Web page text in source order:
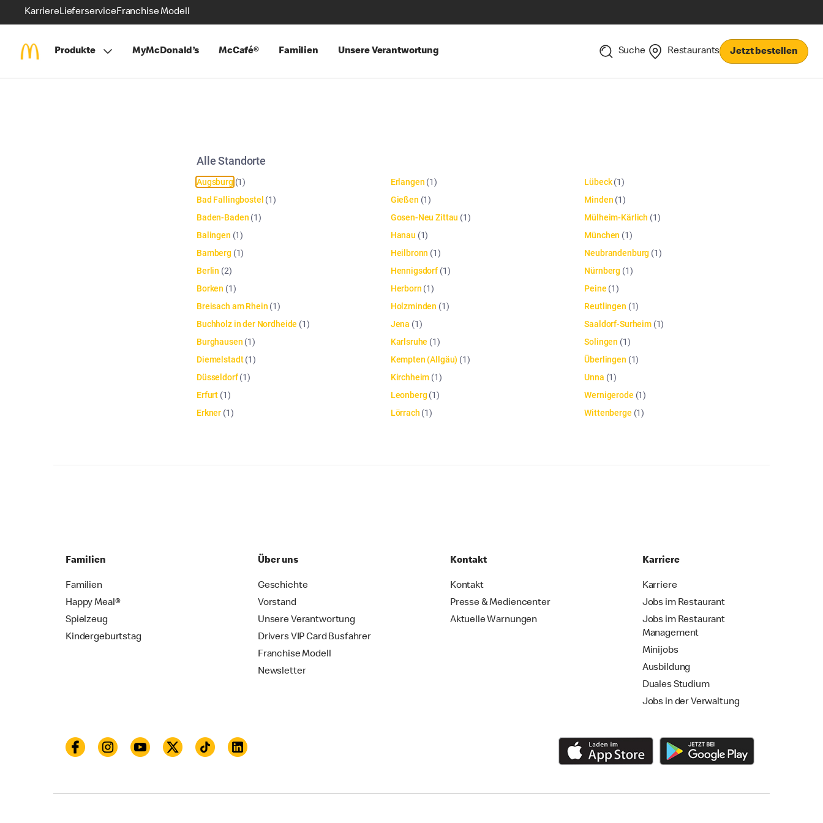
KarriereLieferserviceFranchise Modell
Produkte MyMcDonald’s McCafé® Familien Unsere Verantwortung Suche Restaurants Jetzt bestellen
Alle Standorte
Augsburg (1)
Bad Fallingbostel (1)
Baden-Baden (1)
Balingen (1)
Bamberg (1)
Berlin (2)
Borken (1)
Breisach am Rhein (1)
Buchholz in der Nordheide (1)
Burghausen (1)
Diemelstadt(1)
Düsseldorf(1)
Erfurt (1)
Erkner (1)
Erlangen (1)
Gießen (1)
Gosen-Neu Zittau (1)
Hanau (1)
Heilbronn (1)
Hennigsdorf (1)
Herborn (1)
Holzminden (1)
Jena (1)
Karlsruhe (1)
Kempten (Allgäu) (1)
Kirchheim (1)
Leonberg (1)
Lörrach (1)
Lübeck(1)
Minden (1)
Mülheim-Kärlich (1)
München (1)
Neubrandenburg (1)
Nürnberg (1)
Peine (1)
Reutlingen (1)
Saaldorf-Surheim(1)
Solingen (1)
Überlingen (1)
Unna (1)
Wernigerode (1)
Wittenberge (1)
Familien
Familien
Happy Meal®
Spielzeug
Kindergeburtstag
Über uns
Geschichte
Vorstand
Unsere Verantwortung
Drivers VIP Card Busfahrer
Franchise Modell
Newsletter
Kontakt
Kontakt
Presse & Mediencenter
Aktuelle Warnungen
Karriere
Karriere
Jobs im Restaurant
Jobs im Restaurant
Management
Minijobs
Ausbildung
Duales Studium
Jobs in der Verwaltung